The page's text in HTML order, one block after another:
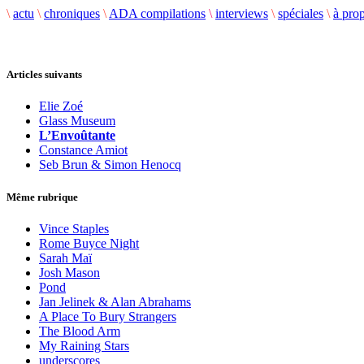
\ actu \ chroniques \ ADA compilations \ interviews \ spéciales \ à
Articles suivants
Elie Zoé
Glass Museum
L’Envoûtante
Constance Amiot
Seb Brun & Simon Henocq
Même rubrique
Vince Staples
Rome Buyce Night
Sarah Maï
Josh Mason
Pond
Jan Jelinek & Alan Abrahams
A Place To Bury Strangers
The Blood Arm
My Raining Stars
underscores